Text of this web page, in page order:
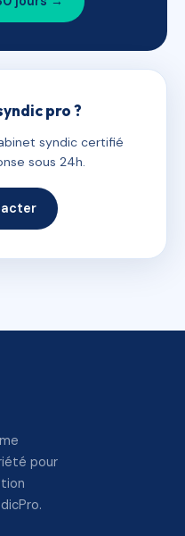
pro ?
syndic certifié
sous 24h.
pour